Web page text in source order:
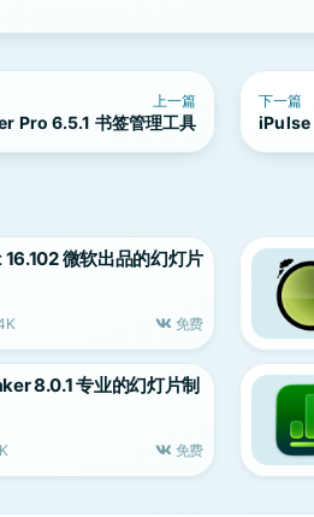
上一篇
Pro 6.5.1 书签管理工具
下一篇
iPulse
微软出品的幻灯片
免费
8.0.1 专业的幻灯片制
免费